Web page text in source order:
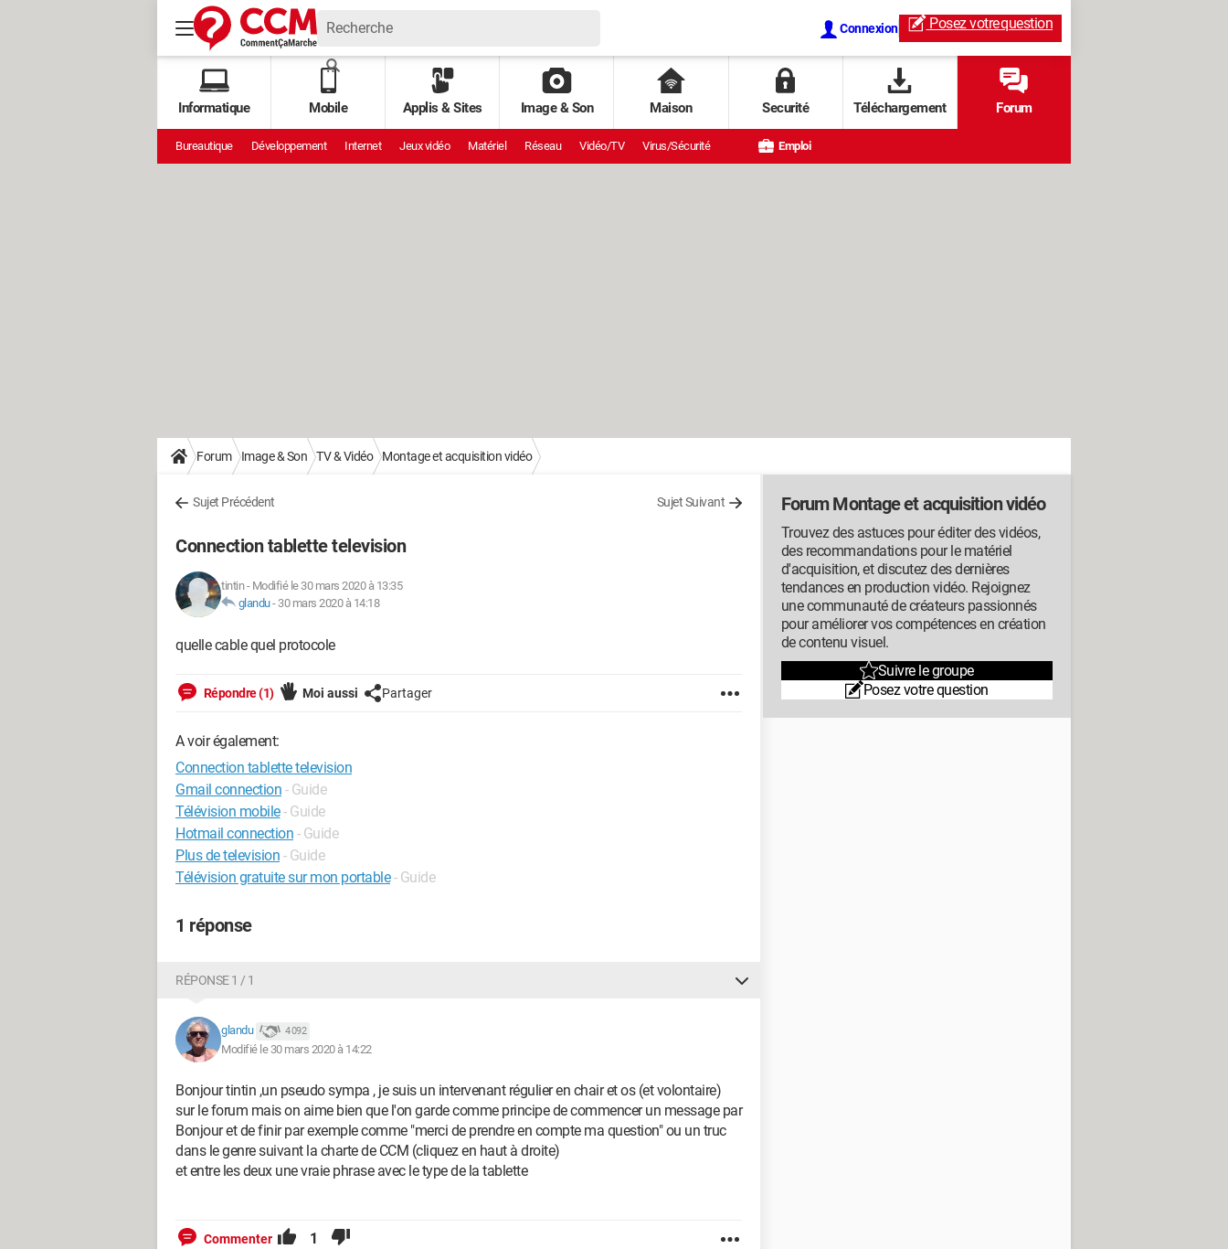
Connexion Posez votrequestion
Informatique Mobile Applis & Sites Image & Son Maison Securité Téléchargement Forum
Bureautique Développement Internet Jeux vidéo Matériel Réseau Vidéo/TV Virus/Sécurité Emploi
Forum Image & Son TV & Vidéo Montage et acquisition vidéo
Sujet Précédent Sujet Suivant
Connection tablette television
tintin- Modifié le 30 mars 2020 à 13:35
glandu- 30 mars 2020 à 14:18
quelle cable quel protocole
Répondre (1) Moi aussi Partager
A voir également:
Connection tablette television
Gmail connection - Guide
Télévision mobile- Guide
Hotmail connection - Guide
Plus de television - Guide
Télévision gratuite sur mon portable - Guide
1 réponse
RÉPONSE 1 / 1
glandu 4 092
Modifié le 30 mars 2020 à 14:22
Bonjour tintin ,un pseudo sympa , je suis un intervenant régulier en chair et os (et volontaire)
sur le forum mais on aime bien que l'on garde comme principe de commencer un message par
Bonjour et de finir par exemple comme "merci de prendre en compte ma question" ou un truc
dans le genre suivant la charte de CCM (cliquez en haut à droite)
et entre les deux une vraie phrase avec le type de la tablette
Commenter 1
Forum Montage et acquisition vidéo
Trouvez des astuces pour éditer des vidéos,
des recommandations pour le matériel
d'acquisition, et discutez des dernières
tendances en production vidéo. Rejoignez
une communauté de créateurs passionnés
pour améliorer vos compétences en création
de contenu visuel.
Suivre le groupe
Posez votre question